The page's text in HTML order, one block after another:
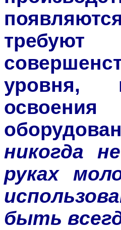
требуют
уровня,
никогда
руках
быть